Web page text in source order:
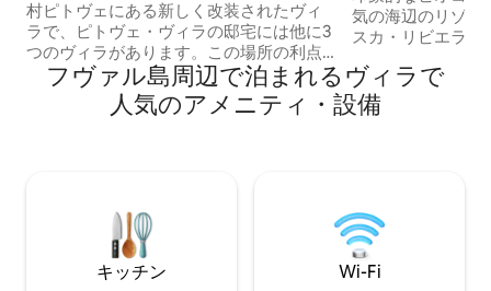
村ピトヴェにある新しく改装されたヴィ
ラで、ピトヴェ・ヴィラの邸宅には他に3
つのヴィラがあります。この場所の利点
は、平和、自然の美しさ、そして信頼性
であり、すべてがヘルスの市の中心部、
ハヴァル島の北側と南側にある海とビー
えられた庭など、多くの設備がありま
す。また、ヴィラへの朝食の配達も行っ
ておりますが、追加料金がかかります。
気の海辺のリゾー
スカ・リビエラ沿
い部分」には、
広々としたフロア
ッチン、ダイニン
スルーム、トイレ
フヴァル島周⁠辺⁠で泊⁠ま⁠れ⁠るヴ⁠ィ⁠ラ⁠で
人⁠気⁠のア⁠メ⁠ニ⁠テ⁠ィ・設⁠備
キッチン Wi-Fi